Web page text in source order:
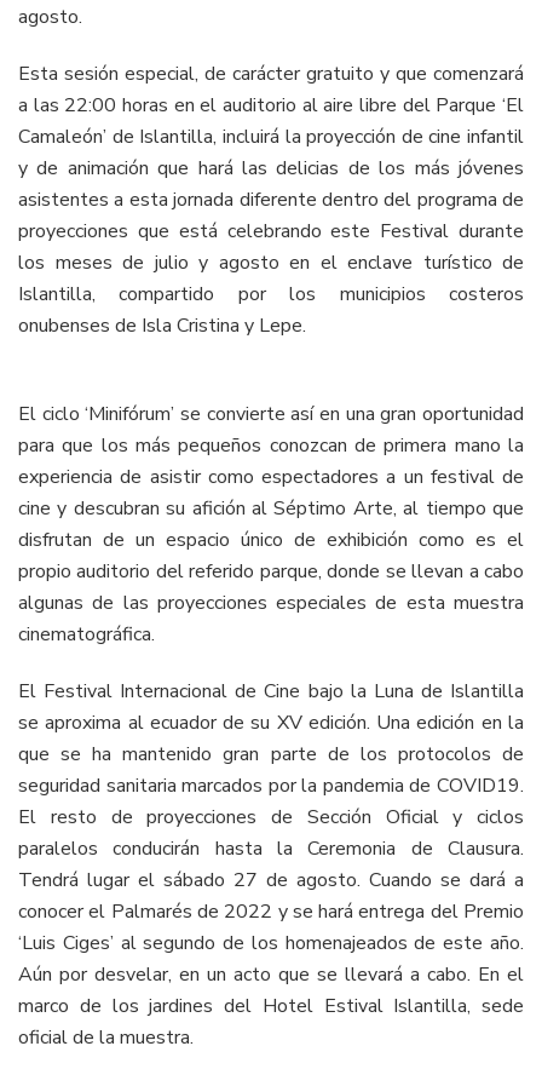
agosto.
Esta sesión especial, de carácter gratuito y que comenzará
a las 22:00 horas en el auditorio al aire libre del Parque ‘El
Camaleón’ de Islantilla, incluirá la proyección de cine infantil
y de animación que hará las delicias de los más jóvenes
asistentes a esta jornada diferente dentro del programa de
proyecciones que está celebrando este Festival durante
los meses de julio y agosto en el enclave turístico de
Islantilla, compartido por los municipios costeros
onubenses de Isla Cristina y Lepe.
El ciclo ‘Minifórum’ se convierte así en una gran oportunidad
para que los más pequeños conozcan de primera mano la
experiencia de asistir como espectadores a un festival de
cine y descubran su afición al Séptimo Arte, al tiempo que
disfrutan de un espacio único de exhibición como es el
propio auditorio del referido parque, donde se llevan a cabo
algunas de las proyecciones especiales de esta muestra
cinematográfica.
El Festival Internacional de Cine bajo la Luna de Islantilla
se aproxima al ecuador de su XV edición. Una edición en la
que se ha mantenido gran parte de los protocolos de
seguridad sanitaria marcados por la pandemia de COVID19.
El resto de proyecciones de Sección Oficial y ciclos
paralelos conducirán hasta la Ceremonia de Clausura.
Tendrá lugar el sábado 27 de agosto. Cuando se dará a
conocer el Palmarés de 2022 y se hará entrega del Premio
‘Luis Ciges’ al segundo de los homenajeados de este año.
Aún por desvelar, en un acto que se llevará a cabo. En el
marco de los jardines del Hotel Estival Islantilla, sede
oficial de la muestra.